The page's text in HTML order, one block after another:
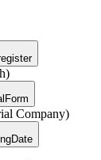
Company)